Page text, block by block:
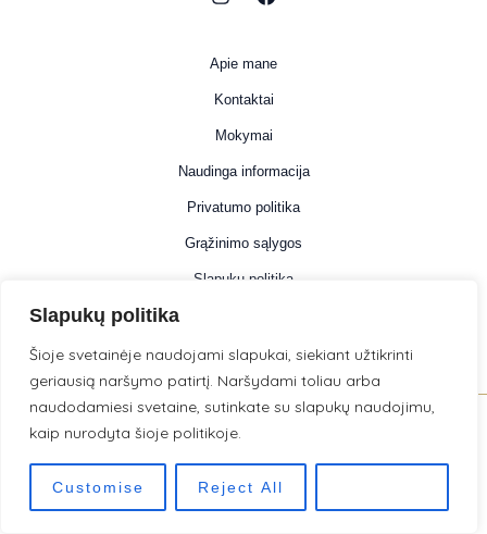
Slapukų politika
Šioje svetainėje naudojami slapukai, siekiant užtikrinti
geriausią naršymo patirtį. Naršydami toliau arba
naudodamiesi svetaine, sutinkate su slapukų naudojimu,
kaip nurodyta šioje politikoje.
Customise Reject All
Apie mane
Kontaktai
Mokymai
Naudinga informacija
Privatumo politika
Grąžinimo sąlygos
Slapukų politika
Informacija